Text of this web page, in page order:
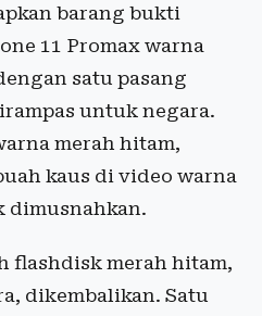
barang bukti
11 Promax warna
satu pasang
untuk negara.
merah hitam,
kaus di video warna
dimusnahkan.
flashdisk merah hitam,
dikembalikan. Satu